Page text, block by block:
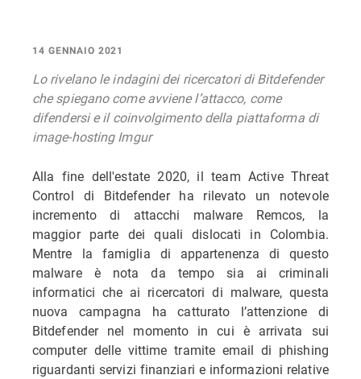
14 GENNAIO 2021
Lo rivelano le indagini dei ricercatori di Bitdefender
che spiegano come avviene l’attacco, come
difendersi e il coinvolgimento della piattaforma di
image-hosting Imgur
Alla fine dell'estate 2020, il team Active Threat
Control di Bitdefender ha rilevato un notevole
incremento di attacchi malware Remcos, la
maggior parte dei quali dislocati in Colombia.
Mentre la famiglia di appartenenza di questo
malware è nota da tempo sia ai criminali
informatici che ai ricercatori di malware, questa
nuova campagna ha catturato l’attenzione di
Bitdefender nel momento in cui è arrivata sui
computer delle vittime tramite email di phishing
riguardanti servizi finanziari e informazioni relative